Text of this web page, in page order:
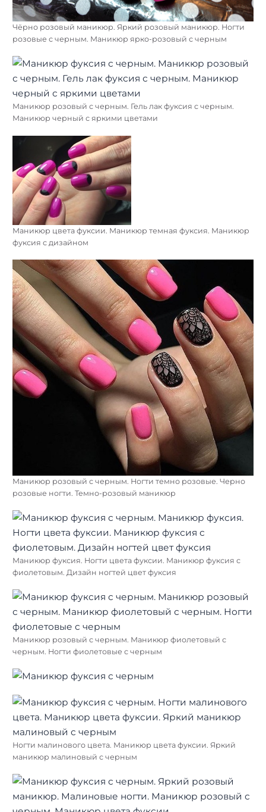
Чёрно розовый маникюр. Яркий розовый маникюр. Ногти
розовые с черным. Маникюр ярко-розовый с черным
Маникюр розовый с черным. Гель лак фуксия с черным.
Маникюр черный с яркими цветами
Маникюр цвета фуксии. Маникюр темная фуксия. Маникюр
фуксия с дизайном
Маникюр розовый с черным. Ногти темно розовые. Черно
розовые ногти. Темно-розовый маникюр
Маникюр фуксия. Ногти цвета фуксии. Маникюр фуксия с
фиолетовым. Дизайн ногтей цвет фуксия
Маникюр розовый с черным. Маникюр фиолетовый с
черным. Ногти фиолетовые с черным
Ногти малинового цвета. Маникюр цвета фуксии. Яркий
маникюр малиновый с черным